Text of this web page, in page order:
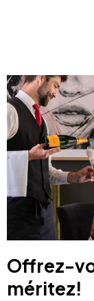
Offrez-
méritez!